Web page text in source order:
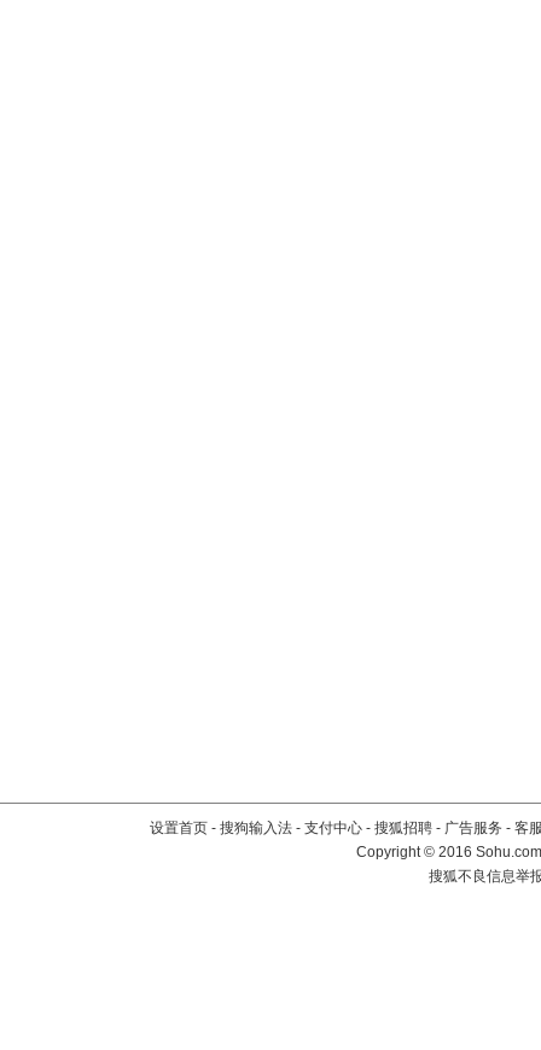
设置首页 - 搜狗输入法 - 支付中心 - 搜狐招聘 - 广告服务 - 客
Copyright©2016
搜狐不良信息举